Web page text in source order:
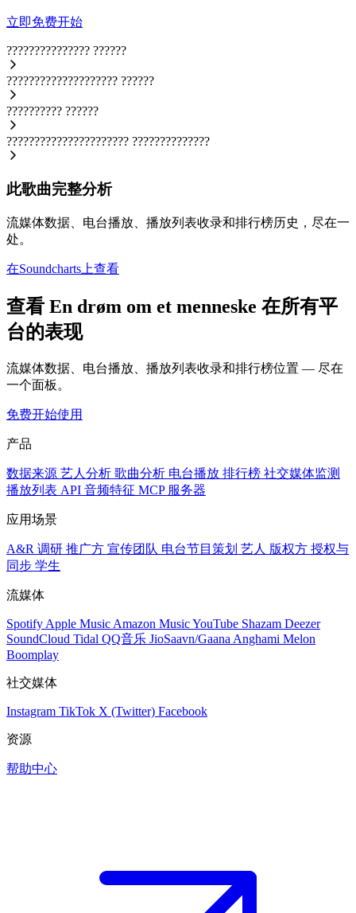
立即免费开始
??????????????? ??????
???????????????????? ??????
?????????? ??????
?????????????????????? ??????????????
此歌曲完整分析
流媒体数据、电台播放、播放列表收录和排行榜历史，尽在一
处。
在Soundcharts上查看
查看 En drøm om et menneske 在所有平
台的表现
流媒体数据、电台播放、播放列表收录和排行榜位置 — 尽在
一个面板。
免费开始使用
产品
数据来源 艺人分析 歌曲分析 电台播放 排行榜 社交媒体监测
播放列表 API 音频特征 MCP 服务器
应用场景
A&R 调研 推广方 宣传团队 电台节目策划 艺人 版权方 授权与
同步 学生
流媒体
Spotify Apple Music Amazon MusicYouTube Shazam Deezer
SoundCloud Tidal QQ音乐 JioSaavn/Gaana Anghami Melon
Boomplay
社交媒体
Instagram TikTok X (Twitter) Facebook
资源
帮助中心